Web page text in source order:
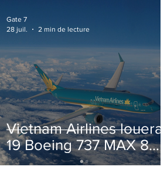
Vietnam Airlines louera
19 Boeing 737 MAX 8
pour accélérer la
Gate 7
28 juil.
2 min de lecture